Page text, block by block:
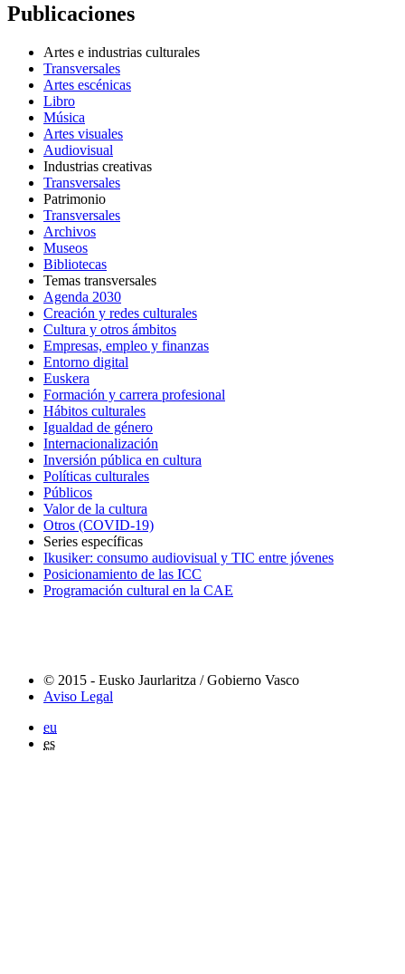
Publicaciones
Artes e industrias culturales
Transversales
Artes escénicas
Libro
Música
Artes visuales
Audiovisual
Industrias creativas
Transversales
Patrimonio
Transversales
Archivos
Museos
Bibliotecas
Temas transversales
Agenda 2030
Creación y redes culturales
Cultura y otros ámbitos
Empresas, empleo y finanzas
Entorno digital
Euskera
Formación y carrera profesional
Hábitos culturales
Igualdad de género
Internacionalización
Inversión pública en cultura
Políticas culturales
Públicos
Valor de la cultura
Otros (COVID-19)
Series específicas
Ikusiker: consumo audiovisual y TIC entre jóvenes
Posicionamiento de las ICC
Programación cultural en la CAE
© 2015 - Eusko Jaurlaritza / Gobierno Vasco
Aviso Legal
eu
es